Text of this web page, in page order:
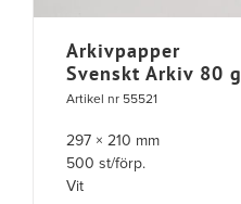
Arkivpapper
Svenskt Arkiv 80 g
Artikel nr 55521
297 × 210 mm
500 st/förp.
Vit